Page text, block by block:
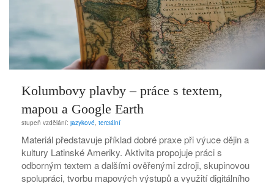
Kolumbovy plavby – práce s textem,
mapou a Google Earth
stupeň vzdělání: jazykové, terciální
Materiál představuje příklad dobré praxe při výuce dějin a
kultury Latinské Ameriky. Aktivita propojuje práci s
odborným textem a dalšími ověřenými zdroji, skupinovou
spolupráci, tvorbu mapových výstupů a využití digitálního